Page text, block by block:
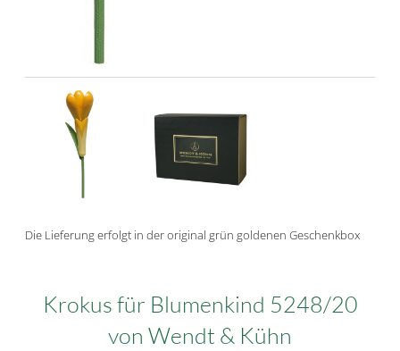
Die Lieferung erfolgt in der original grün goldenen Geschenkbox
Krokus für Blumenkind 5248/20
von Wendt & Kühn